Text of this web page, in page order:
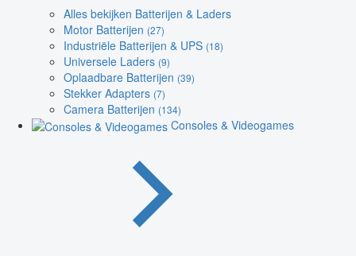
Alles bekijken Batterijen & Laders
Motor Batterijen (27)
Industriële Batterijen & UPS (18)
Universele Laders (9)
Oplaadbare Batterijen (39)
Stekker Adapters (7)
Camera Batterijen (134)
Consoles & Videogames